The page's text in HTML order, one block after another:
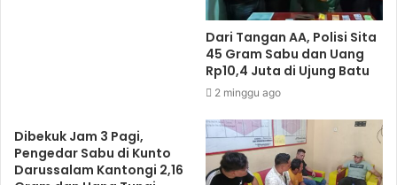
Dari Tangan AA, Polisi Sita
45 Gram Sabu dan Uang
Rp10,4 Juta di Ujung Batu
2 minggu ago
Dibekuk Jam 3 Pagi,
Pengedar Sabu di Kunto
Darussalam Kantongi 2,16